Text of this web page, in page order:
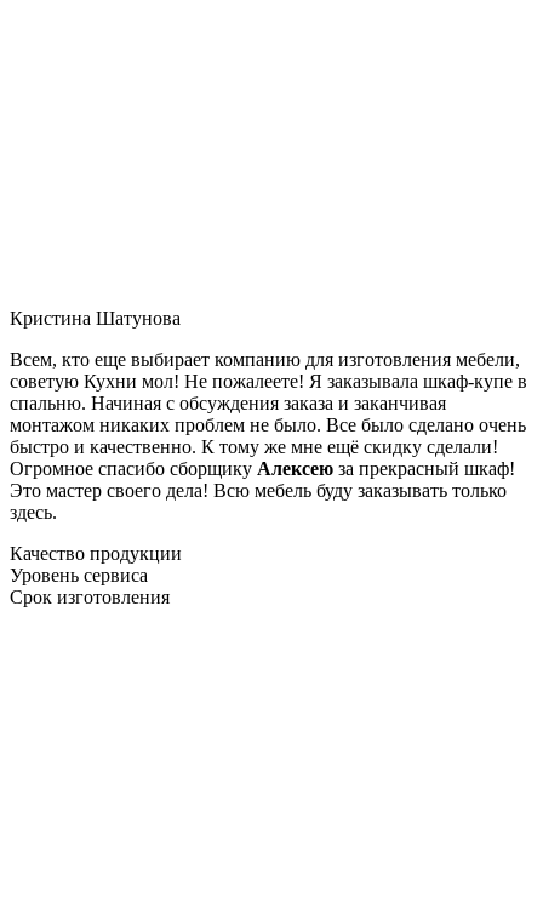
Кристина Шатунова
Всем, кто еще выбирает компанию для изготовления мебели,
советую Кухни мол! Не пожалеете! Я заказывала шкаф-купе в
спальню. Начиная с обсуждения заказа и заканчивая
монтажом никаких проблем не было. Все было сделано очень
быстро и качественно. К тому же мне ещё скидку сделали!
Огромное спасибо сборщику Алексею за прекрасный шкаф!
Это мастер своего дела! Всю мебель буду заказывать только
здесь.
Качество продукции
Уровень сервиса
Срок изготовления